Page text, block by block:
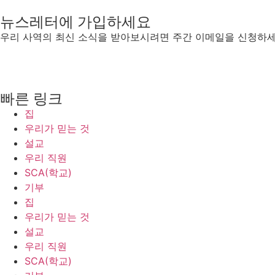
뉴스레터에 가입하세요
우리 사역의 최신 소식을 받아보시려면 주간 이메일을 신청하
빠른 링크
집
우리가 믿는 것
설교
우리 직원
SCA(학교)
기부
집
우리가 믿는 것
설교
우리 직원
SCA(학교)